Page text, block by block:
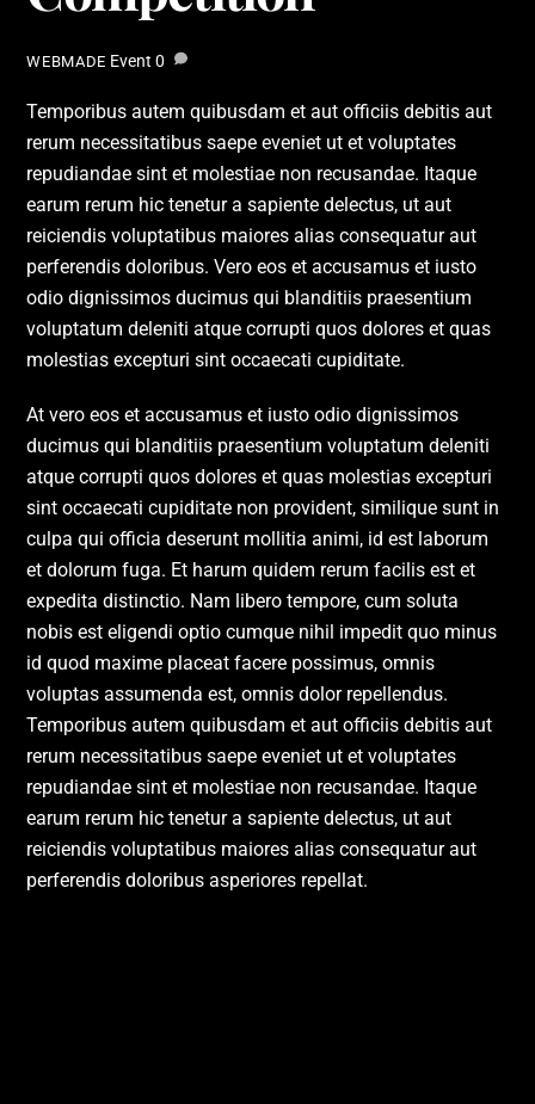
WEBMADE Event 0
Temporibus autem quibusdam et aut officiis debitis aut
rerum necessitatibus saepe eveniet ut et voluptates
repudiandae sint et molestiae non recusandae. Itaque
earum rerum hic tenetur a sapiente delectus, ut aut
reiciendis voluptatibus maiores alias consequatur aut
perferendis doloribus. Vero eos et accusamus et iusto
odio dignissimos ducimus qui blanditiis praesentium
voluptatum deleniti atque corrupti quos dolores et quas
molestias excepturi sint occaecati cupiditate.
At vero eos et accusamus et iusto odio dignissimos
ducimus qui blanditiis praesentium voluptatum deleniti
atque corrupti quos dolores et quas molestias excepturi
sint occaecati cupiditate non provident, similique sunt in
culpa qui officia deserunt mollitia animi, id est laborum
et dolorum fuga. Et harum quidem rerum facilis est et
expedita distinctio. Nam libero tempore, cum soluta
nobis est eligendi optio cumque nihil impedit quo minus
id quod maxime placeat facere possimus, omnis
voluptas assumenda est, omnis dolor repellendus.
Temporibus autem quibusdam et aut officiis debitis aut
rerum necessitatibus saepe eveniet ut et voluptates
repudiandae sint et molestiae non recusandae. Itaque
earum rerum hic tenetur a sapiente delectus, ut aut
reiciendis voluptatibus maiores alias consequatur aut
perferendis doloribus asperiores repellat.